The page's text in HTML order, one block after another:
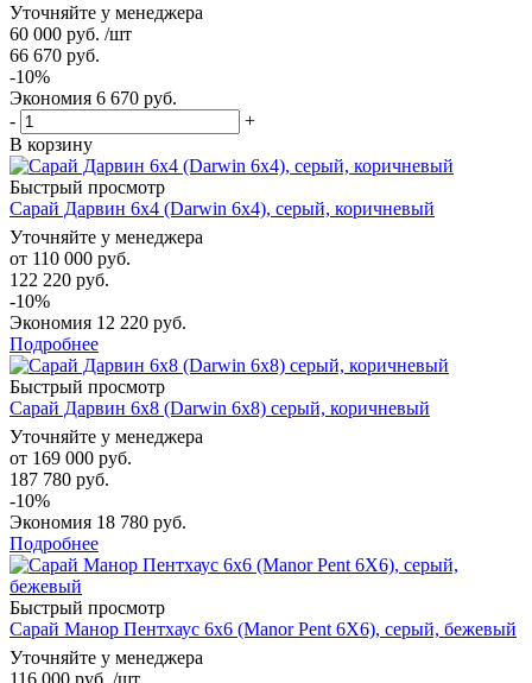
Уточняйте у менеджера
60 000 руб. /шт
66 670 руб.
-10%
Экономия 6 670 руб.
-
+
В корзину
Быстрый просмотр
Сарай Дарвин 6х4 (Darwin 6x4), серый, коричневый
Уточняйте у менеджера
от 110 000 руб.
122 220 руб.
-10%
Экономия 12 220 руб.
Подробнее
Быстрый просмотр
Сарай Дарвин 6х8 (Darwin 6x8) серый, коричневый
Уточняйте у менеджера
от 169 000 руб.
187 780 руб.
-10%
Экономия 18 780 руб.
Подробнее
Быстрый просмотр
Сарай Манор Пентхаус 6x6 (Manor Pent 6X6), серый, бежевый
Уточняйте у менеджера
116 000 руб. /шт